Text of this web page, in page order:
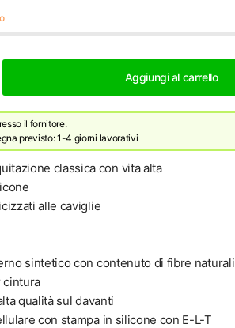
Aggiungi al carrello
il fornitore.
previsto: 1-4 giorni lavorativi
classica con vita alta
alle caviglie
sintetico con contenuto di fibre naturali
cintura
qualità sul davanti
con stampa in silicone con E-L-T